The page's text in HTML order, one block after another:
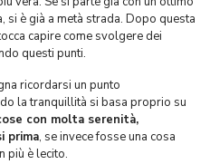
è già a metà strada. Dopo questa
capire come svolgere dei
questi punti.
ricordarsi un punto
la tranquillità si basa proprio su
con molta serenità,
prima, se invece fosse una cosa
più è lecito.